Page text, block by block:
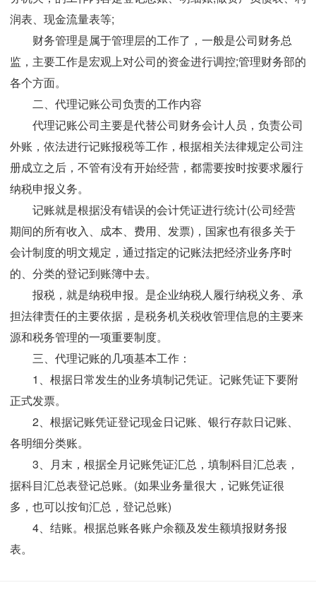
润表、现金流量表等;
财务管理是属于管理层的工作了，一般是公司财务总
监，主要工作是宏观上对公司的资金进行调控;管理财务部的
各个方面。
二、代理记账公司负责的工作内容
代理记账公司主要是代替公司财务会计人员，负责公司
外账，依法进行记账报税等工作，根据相关法律规定公司注
册成立之后，不管有没有开始经营，都需要按时按要求履行
纳税申报义务。
记账就是根据没有错误的会计凭证进行统计(公司经营
期间的所有收入、成本、费用、发票)，国家也有很多关于
会计制度的明文规定，通过指定的记账法把经济业务序时
的、分类的登记到账簿中去。
报税，就是纳税申报。是企业纳税人履行纳税义务、承
担法律责任的主要依据，是税务机关税收管理信息的主要来
源和税务管理的一项重要制度。
三、代理记账的几项基本工作：
1、根据日常发生的业务填制记凭证。记账凭证下要附
正式发票。
2、根据记账凭证登记现金日记账、银行存款日记账、
各明细分类账。
3、月末，根据全月记账凭证汇总，填制科目汇总表，
据科目汇总表登记总账。(如果业务量很大，记账凭证很
多，也可以按旬汇总，登记总账)
4、结账。根据总账各账户余额及发生额填报财务报
表。